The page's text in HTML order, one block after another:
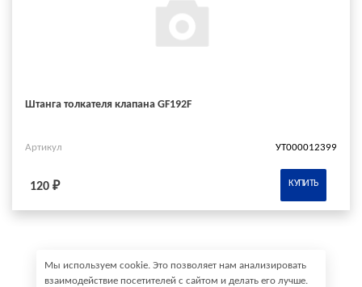
Штанга толкателя клапана GF192F
Артикул УТ000012399
120 ₽ КУПИТЬ
Мы используем cookie. Это позволяет нам анализировать
взаимодействие посетителей с сайтом и делать его лучше.